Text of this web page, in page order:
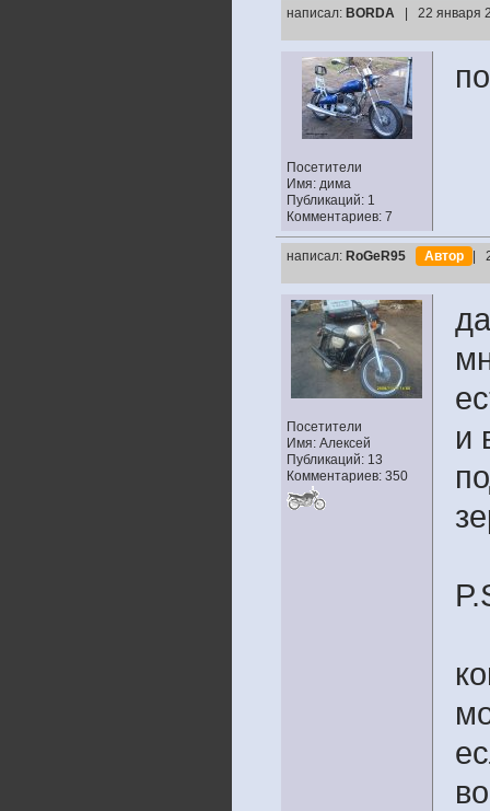
написал: BORDA | 22
Посетители
Имя: дима
Публикаций: 1
Комментариев: 7
написал: RoGeR95 Автор |
Посетители
Имя: Алексей
Публикаций: 13
Комментариев: 350
и